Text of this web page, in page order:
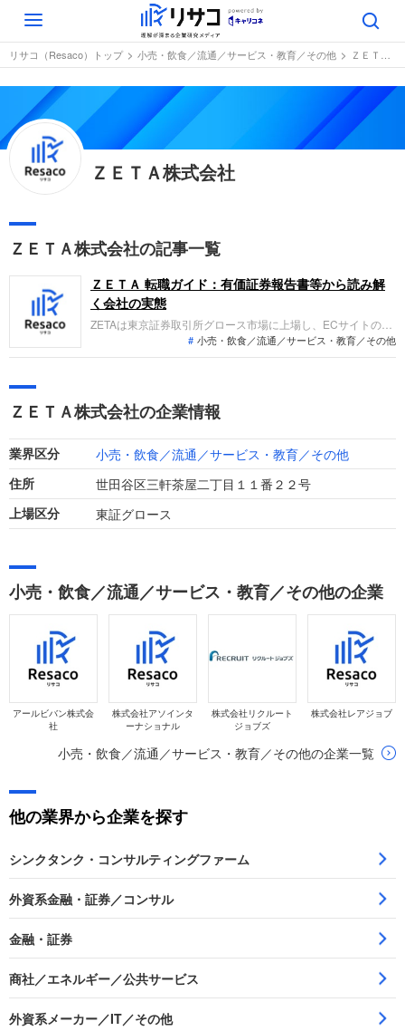
Toggle
navigation
リサコ（Resaco）トップ 小売・飲食／流通／サービス・教育／その他 ＺＥＴＡ株式会社
ＺＥＴＡ株式会社
ＺＥＴＡ株式会社の記事一覧
ＺＥＴＡ 転職ガイド：有価証券報告書等から読み解
く会社の実態
ZETAは東京証券取引所グロース市場に上場し、ECサイトの商
品検索を中核とするCXソリューションの提供を主力事業とし
ています。直近の業績では、リテールメディア広告の伸びなど
ています。
小売・飲食／流通／サービス・教育／その他
ＺＥＴＡ株式会社の企業情報
業界区分 小売・飲食／流通／サービス・教育／その他
住所 世田谷区三軒茶屋二丁目１１番２２号
上場区分 東証グロース
小売・飲食／流通／サービス・教育／その他の企業
アールビバン株式会
社
株式会社アソインタ
ーナショナル
株式会社リクルート
ジョブズ
株式会社レアジョブ
小売・飲食／流通／サービス・教育／その他の企業一覧
他の業界から企業を探す
シンクタンク・コンサルティングファーム
外資系金融・証券／コンサル
金融・証券
商社／エネルギー／公共サービス
外資系メーカー／IT／その他